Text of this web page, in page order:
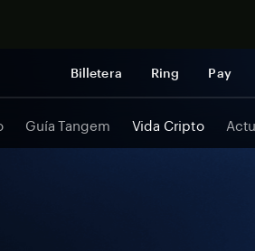
Billetera Ring Pay
Guía Tangem Vida Cripto